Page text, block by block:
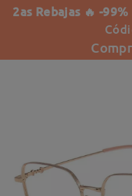
2as Rebajas 🔥 -